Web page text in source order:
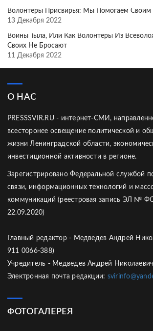
Волонтёры Присвирья: Мы Помогаем Своим
13 Декабря 2022
Воины Тыла, Или Как Волонтёры Из
Своих Не Бросают
11 Декабря 2022
О НАС
PRESSSVIR.RU - интернет-СМИ,
всесторонее освещение политической и
жизни Ленинградской области,
инвестиционной активности в регионе.
Зарегистрировано Федеральной службой
связи, информационных технологий и
коммуникаций (реестровая запись ЭЛ №
22.09.2020)
Главный редактор - Медведев Андрей
911 0066-388)
Учредитель - Медведев Андрей Николаевич
Электронная почта редакции:
ФОТОГАЛЕРЕЯ